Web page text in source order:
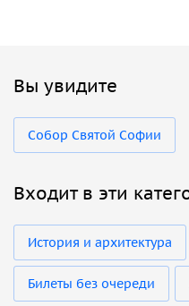
Вы увидите
Собор Святой Софии
Входит в эти
История и архитектура
Билеты без очереди